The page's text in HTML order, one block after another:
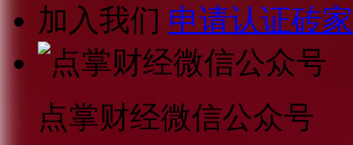
加入我们 申请认证砖家
点掌财经微信公众号